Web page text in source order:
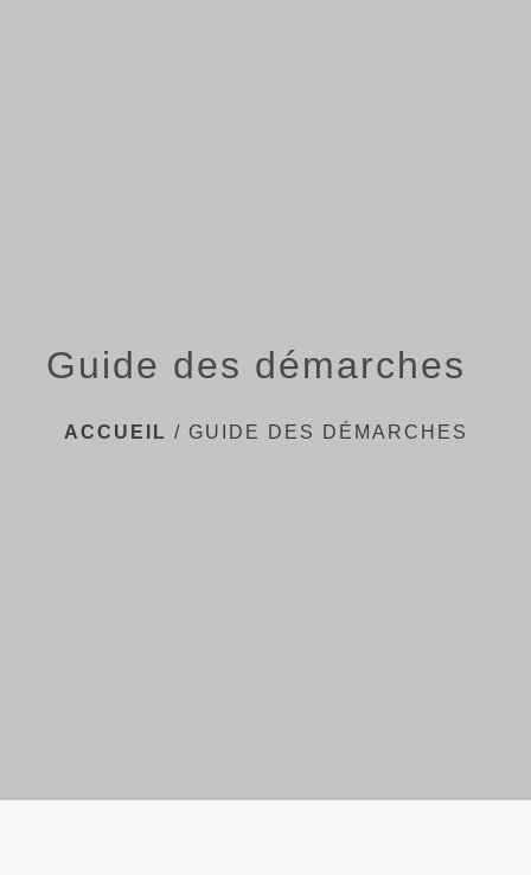
Guide des démarches
ACCUEIL / GUIDE DES DÉMARCHES